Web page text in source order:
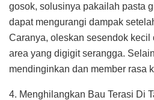
gosok, solusinya pakailah pasta
dapat mengurangi dampak
Caranya, oleskan sesendok kecil
area yang digigit serangga.
mendinginkan dan member rasa
4. Menghilangkan Bau Terasi Di